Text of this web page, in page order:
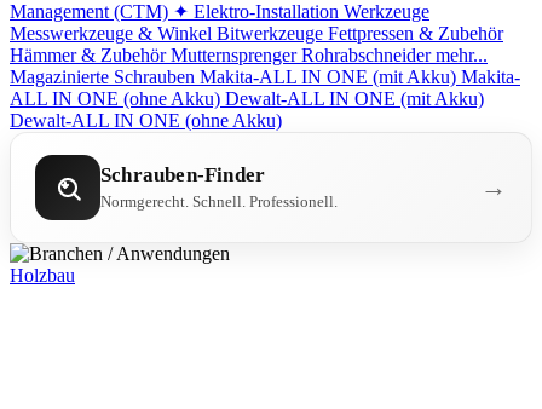
Management (CTM) ✦ Elektro-Installation Werkzeuge
Messwerkzeuge & Winkel Bitwerkzeuge Fettpressen & Zubehör
Hämmer & Zubehör Mutternsprenger Rohrabschneider mehr...
Magazinierte Schrauben Makita-ALL IN ONE (mit Akku) Makita-
ALL IN ONE (ohne Akku) Dewalt-ALL IN ONE (mit Akku)
Dewalt-ALL IN ONE (ohne Akku)
Schrauben-Finder
Normgerecht. Schnell. Professionell. →
Holzbau